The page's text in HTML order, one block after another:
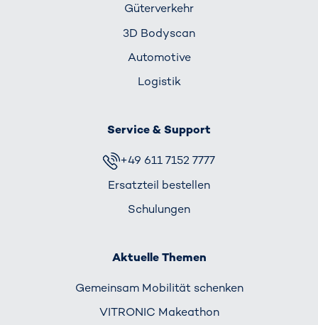
Güterverkehr
3D Bodyscan
Automotive
Logistik
Service & Support
+49 611 7152 7777
Ersatzteil bestellen
Schulungen
Aktuelle Themen
Gemeinsam Mobilität schenken
VITRONIC Makeathon